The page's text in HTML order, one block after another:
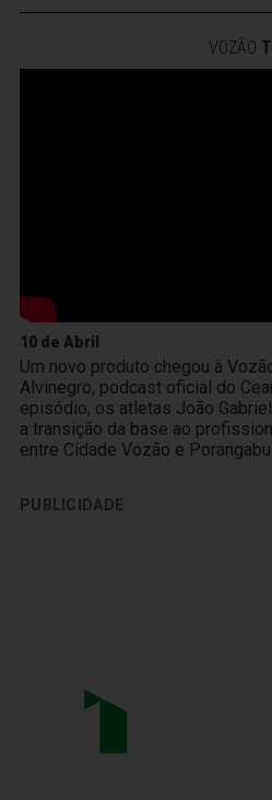
VOZÃO
10 de Abril
Um novo produto chegou à
Alvinegro, podcast oficial do
episódio, os atletas João
a transição da base ao
entre Cidade Vozão e
PUBLICIDADE